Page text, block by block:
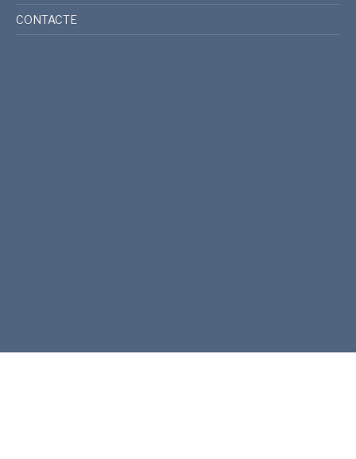
CONTACTE